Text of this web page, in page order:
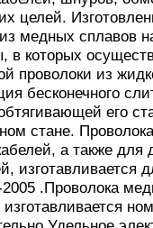
целей.
из медных сплавов
в которых
проволоки из
бесконечного
его
стане.
а также для
изготавливается
.Проволока